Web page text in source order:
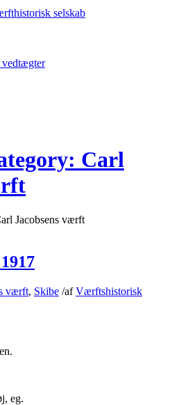
selskab
vedtægter
Carl
Jacobsens værft
værft, Skibe /afVærftshistorisk
eg.